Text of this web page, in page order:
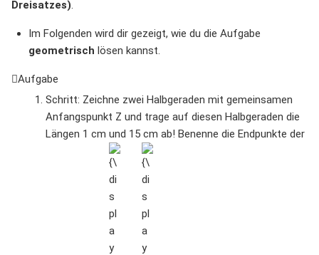
Dreisatzes).
Im Folgenden wird dir gezeigt, wie du die Aufgabe
geometrisch lösen kannst.
Aufgabe
Schritt: Zeichne zwei Halbgeraden mit gemeinsamen
Anfangspunkt Z und trage auf diesen Halbgeraden die
Längen 1 cm und 15 cm ab! Benenne die Endpunkte der
{\displaystyle
A}
{\displaystyle
B}